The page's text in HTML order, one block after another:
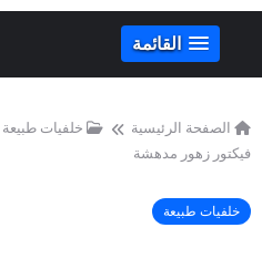
القائمة
الصفحة الرئيسية خلفيات طبيعة
فيكتور زهور مدهشة
خلفيات طبيعة